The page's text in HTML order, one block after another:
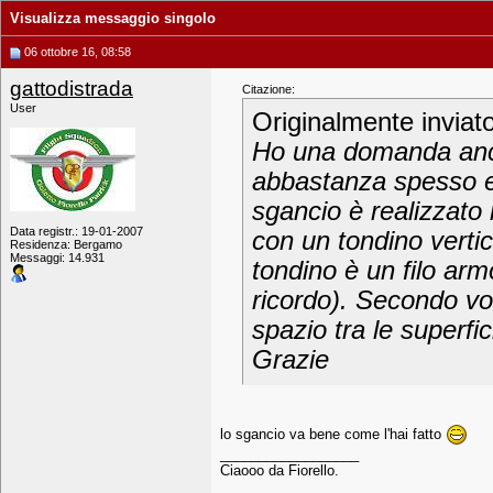
Visualizza messaggio singolo
06 ottobre 16, 08:58
gattodistrada
User
Data registr.: 19-01-2007
Residenza: Bergamo
Messaggi: 14.931
Citazione:
Originalmente
Ho una domanda
abbastanza spesso
sgancio è realizzato
con un tondino
tondino è un filo
ricordo). Secondo
spazio tra le
Grazie
lo sgancio va bene come l'hai fatto
Ciaooo da Fiorello.